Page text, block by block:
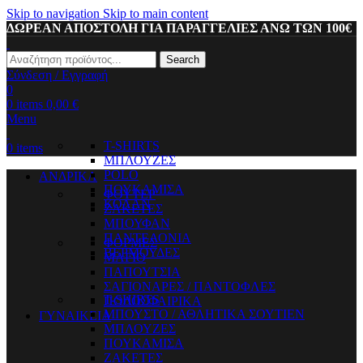
Skip to navigation Skip to main content
ΔΩΡΕΑΝ ΑΠΟΣΤΟΛΗ ΓΙΑ ΠΑΡΑΓΓΕΛΙΕΣ ΑΝΩ ΤΩΝ 100€
Search
Σύνδεση / Εγγραφή
0
0 items 0,00 €
Menu
0 items
ΑΝΔΡΙΚΑ
T-SHIRTS
ΜΠΛΟΥΖΕΣ
POLO
ΠΟΥΚΑΜΙΣΑ
ΚΟΛΑΝ
ΦΟΥΤΕΡ
ΖΑΚΕΤΕΣ
ΜΠΟΥΦΑΝ
ΠΑΝΤΕΛΟΝΙΑ
ΒΕΡΜΟΥΔΕΣ
ΦΟΡΜΕΣ
ΜΑΓΙΟ
ΠΑΠΟΥΤΣΙΑ
ΣΑΓΙΟΝΑΡΕΣ / ΠΑΝΤΟΦΛΕΣ
ΠΟΔΟΣΦΑΙΡΙΚΑ
ΓΥΝΑΙΚΕΙΑ
T-SHIRTS
ΜΠΟΥΣΤΟ / ΑΘΛΗΤΙΚΑ ΣΟΥΤΙΕΝ
ΜΠΛΟΥΖΕΣ
ΠΟΥΚΑΜΙΣΑ
ΖΑΚΕΤΕΣ